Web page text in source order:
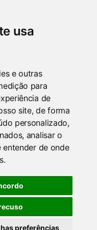
usa
e outras
para
de
site, de forma
personalizado,
analisar o
de onde
preferências
- Osório/RS
e das 13h30min às